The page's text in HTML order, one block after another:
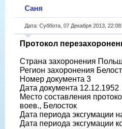
Саня
Дата: Суббота, 07 Декабря 2013,
Протокол
Страна захоронения
Регион захоронения
Номер документа 3
Дата документа 12.12.1952
Место составления
воев., Белосток
Дата периода эксгумации
Дата периода эксгумации